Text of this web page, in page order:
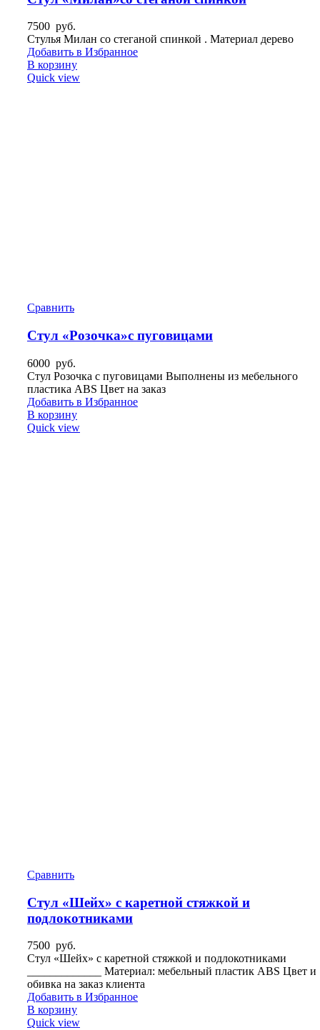
7500 руб.
Стулья Милан со стеганой спинкой . Материал дерево
Добавить в Избранное
В корзину
Quick view
Сравнить
Стул «Розочка»с пуговицами
6000 руб.
Стул Розочка с пуговицами Выполнены из мебельного
пластика ABS Цвет на заказ
Добавить в Избранное
В корзину
Quick view
Сравнить
Стул «Шейх» с каретной стяжкой и
подлокотниками
7500 руб.
Стул «Шейх» с каретной стяжкой и подлокотниками
_____________ Материал: мебельный пластик ABS Цвет и
обивка на заказ клиента
Добавить в Избранное
В корзину
Quick view